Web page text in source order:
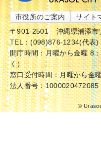
市役所のご案内 サイト
〒901-2501
沖縄県浦添
TEL：(098)876-1234(代表)
開庁時間：月曜から金曜 8
く）
窓口受付時間：月曜から金
法人番号：1000020472085
©